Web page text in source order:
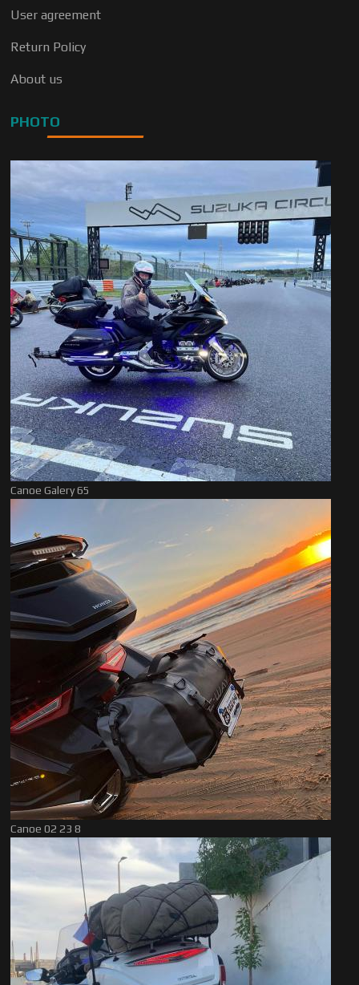
User agreement
Return Policy
About us
PHOTO
Canoe Galery 65
Canoe 02 23 8